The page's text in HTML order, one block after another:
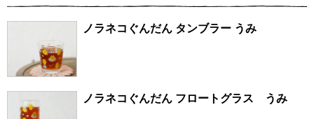
ノラネコぐんだん タンブラー うみ
ノラネコぐんだん フロートグラス うみ